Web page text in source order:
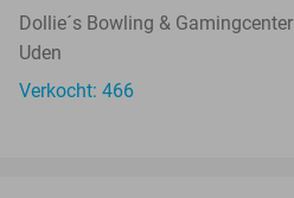
Dollie´s Bowling & Gamingcenter
Uden
Verkocht: 466